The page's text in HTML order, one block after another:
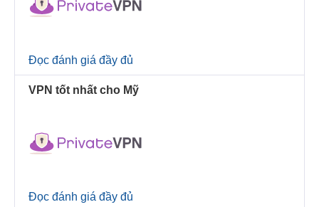
Đọc đánh giá đầy đủ
VPN tốt nhất cho Mỹ
Đọc đánh giá đầy đủ